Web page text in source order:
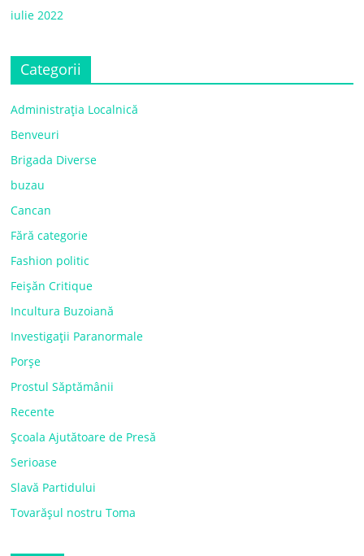
iulie 2022
Categorii
Administrația Localnică
Benveuri
Brigada Diverse
buzau
Cancan
Fără categorie
Fashion politic
Feișăn Critique
Incultura Buzoiană
Investigații Paranormale
Porșe
Prostul Săptămânii
Recente
Școala Ajutătoare de Presă
Serioase
Slavă Partidului
Tovarășul nostru Toma